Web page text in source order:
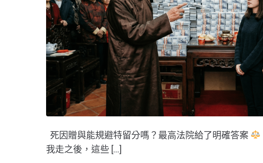
死因贈與能規避特留分嗎？最高法院給了明確答案
我走之後，這些 […]